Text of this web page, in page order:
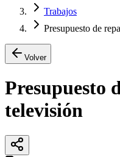
Trabajos
Presupuesto de
Volver
Presupuesto
televisión